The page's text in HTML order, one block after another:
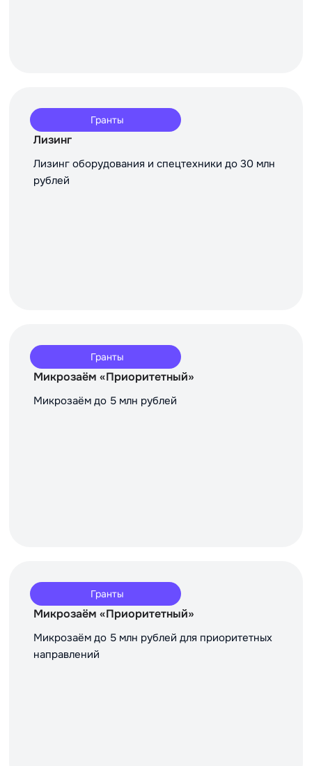
Гранты
Лизинг
Лизинг оборудования и спецтехники до 30 млн
рублей
Гранты
Микрозаём «Приоритетный»
Микрозаём до 5 млн рублей
Гранты
Микрозаём «Приоритетный»
Микрозаём до 5 млн рублей для приоритетных
направлений